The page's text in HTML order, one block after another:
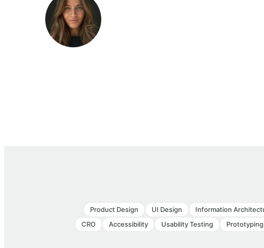
Information
UI Design
Product Design
Prototyping
Usability Testing
Accessibility
CRO